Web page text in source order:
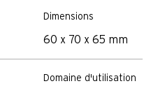
Dimensions
60 x 70 x 65 mm
Domaine d'utilisation